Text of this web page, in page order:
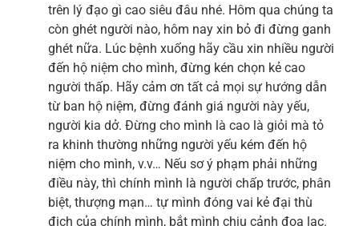
trên lý đạo gì cao siêu đâu nhé. Hôm qua chúng ta
còn ghét người nào, hôm nay xin bỏ đi đừng ganh
ghét nữa. Lúc bệnh xuống hãy cầu xin nhiều người
đến hộ niệm cho mình, đừng kén chọn kẻ cao
người thấp. Hãy cảm ơn tất cả mọi sự hướng dẫn
từ ban hộ niệm, đừng đánh giá người này yếu,
người kia dở. Đừng cho mình là cao là giỏi mà tỏ
ra khinh thường những người yếu kém đến hộ
niệm cho mình, v.v… Nếu sơ ý phạm phải những
điều này, thì chính mình là người chấp trước, phân
biệt, thượng mạn… tự mình đóng vai kẻ đại thù
địch của chính mình, bắt mình chịu cảnh đọa lạc.